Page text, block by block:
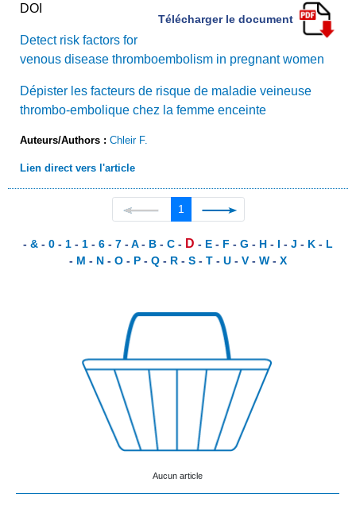
DOI
Télécharger le document
Detect risk factors for
venous disease thromboembolism in pregnant women
Dépister les facteurs de risque de maladie veineuse
thrombo-embolique chez la femme enceinte
Auteurs/Authors : Chleir F.
Lien direct vers l'article
1
- & - 0 - 1 - 1 - 6 - 7 -A- B - C - D - E - F - G - H - I - J - K - L
- M - N - O - P - Q - R - S - T - U - V - W - X
Aucun article